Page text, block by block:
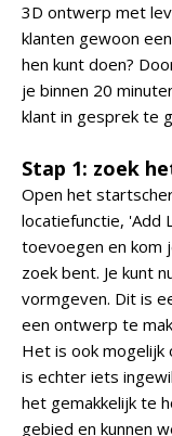
3D ontwerp met
klanten gewoon
hen kunt doen?
je binnen 20
klant in gesprek te
Stap 1: zoek
Open het
locatiefunctie, 'Add
toevoegen en kom
zoek bent. Je kunt
vormgeven. Dit is
een ontwerp te
Het is ook mogelijk
is echter iets
het gemakkelijk te
gebied en kunnen